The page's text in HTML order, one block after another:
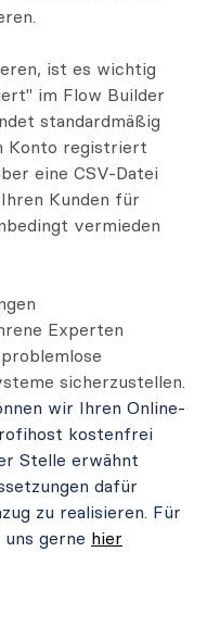
ist es wichtig
im Flow Builder
standardmäßig
Konto registriert
eine CSV-Datei
Kunden für
vermieden
Experten
sicherzustellen.
wir Ihren Online-
kostenfrei
Stelle erwähnt
dafür
zu realisieren. Für
gerne hier